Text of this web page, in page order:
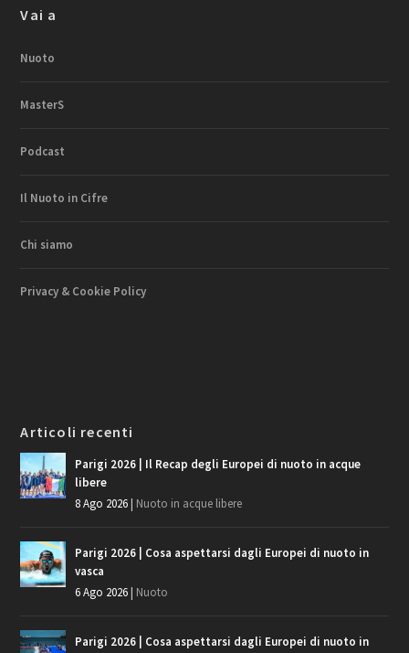
Vai a
Nuoto
MasterS
Podcast
Il Nuoto in Cifre
Chi siamo
Privacy & Cookie Policy
Articoli recenti
Parigi 2026 | Il Recap degli Europei di nuoto in acque
libere
8 Ago 2026| Nuoto in acque libere
Parigi 2026 | Cosa aspettarsi dagli Europei di nuoto in
vasca
6 Ago 2026| Nuoto
Parigi 2026 | Cosa aspettarsi dagli Europei di nuoto in